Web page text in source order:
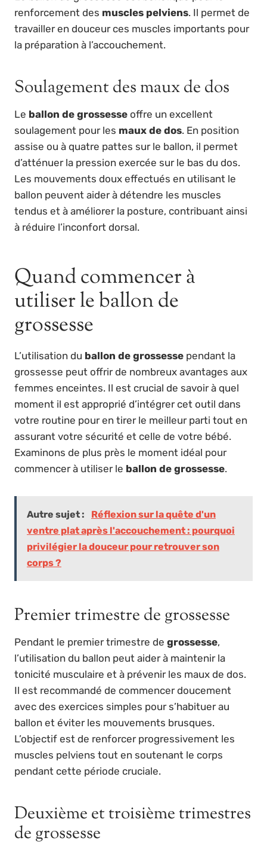
renforcement des muscles pelviens. Il permet de
travailler en douceur ces muscles importants pour
la préparation à l’accouchement.
Soulagement des maux de dos
Le ballon de grossesse offre un excellent
soulagement pour les maux de dos. En position
assise ou à quatre pattes sur le ballon, il permet
d’atténuer la pression exercée sur le bas du dos.
Les mouvements doux effectués en utilisant le
ballon peuvent aider à détendre les muscles
tendus et à améliorer la posture, contribuant ainsi
à réduire l’inconfort dorsal.
Quand commencer à
utiliser le ballon de
grossesse
L’utilisation du ballon de grossesse pendant la
grossesse peut offrir de nombreux avantages aux
femmes enceintes. Il est crucial de savoir à quel
moment il est approprié d’intégrer cet outil dans
votre routine pour en tirer le meilleur parti tout en
assurant votre sécurité et celle de votre bébé.
Examinons de plus près le moment idéal pour
commencer à utiliser le ballon de grossesse.
Autre sujet :
Réflexion sur la quête d'un
ventre plat après l'accouchement : pourquoi
privilégier la douceur pour retrouver son
corps ?
Premier trimestre de grossesse
Pendant le premier trimestre de grossesse,
l’utilisation du ballon peut aider à maintenir la
tonicité musculaire et à prévenir les maux de dos.
Il est recommandé de commencer doucement
avec des exercices simples pour s’habituer au
ballon et éviter les mouvements brusques.
L’objectif est de renforcer progressivement les
muscles pelviens tout en soutenant le corps
pendant cette période cruciale.
Deuxième et troisième trimestres
de grossesse